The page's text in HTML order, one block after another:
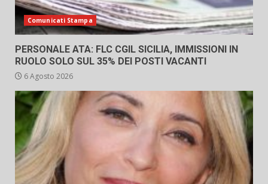
Comunicati Stampa
PERSONALE ATA: FLC CGIL SICILIA, IMMISSIONI IN
RUOLO SOLO SUL 35% DEI POSTI VACANTI
6 Agosto 2026